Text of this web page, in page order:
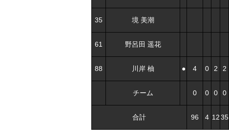
35 境 美潮
61 野呂田 遥花
88 川岸 柚 ● 4 0 2 2
チーム 0 0 0 0
合計 96 4 1235